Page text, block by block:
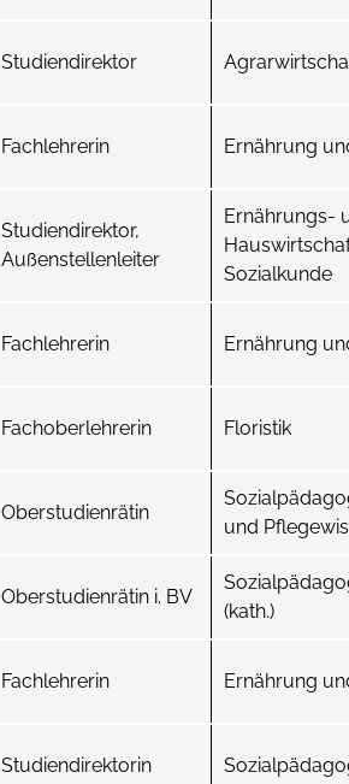
Studiendirektor
Fachlehrerin Ernährung
Studiendirektor,
Außenstellenleiter
Ernährungs-
Sozialkunde
Fachlehrerin Ernährung
Fachoberlehrerin Floristik
Oberstudienrätin
und
Oberstudienrätin i. BV
(kath.)
Fachlehrerin Ernährung
Studiendirektorin